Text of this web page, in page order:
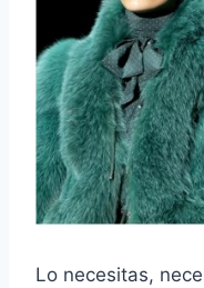
Lo necesitas,